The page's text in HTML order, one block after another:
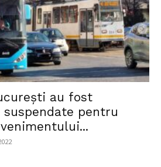
au fost
pentru